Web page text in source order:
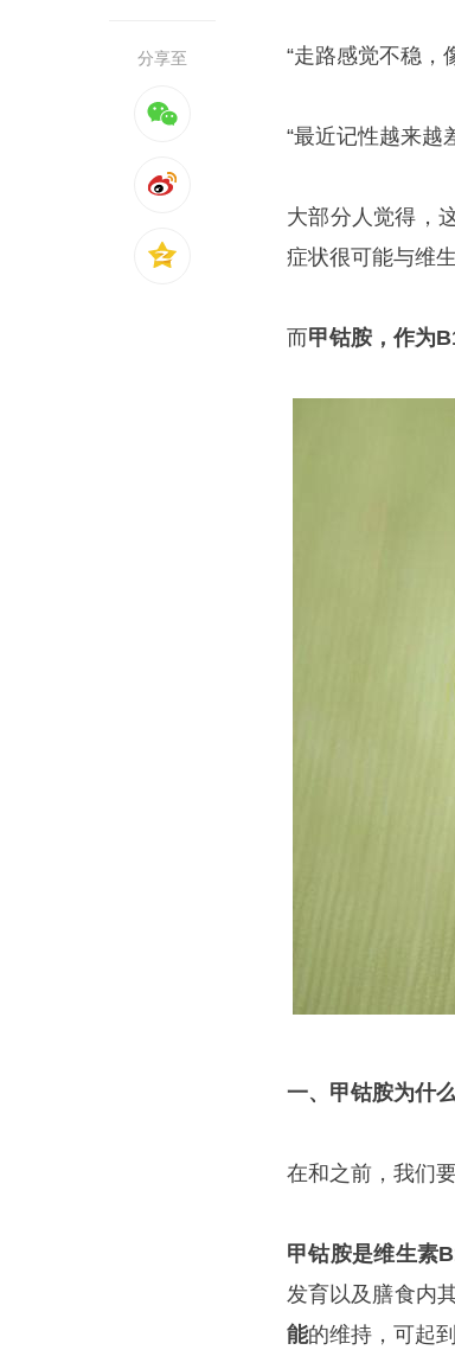
分享至 “走路感觉不稳，
“最近记性越来越
大部分人觉得，
症状很可能与维
而甲钴胺，作为
一、甲钴胺为什
在和之前，我们
甲钴胺是维生素
发育以及膳食内
能的维持，可起